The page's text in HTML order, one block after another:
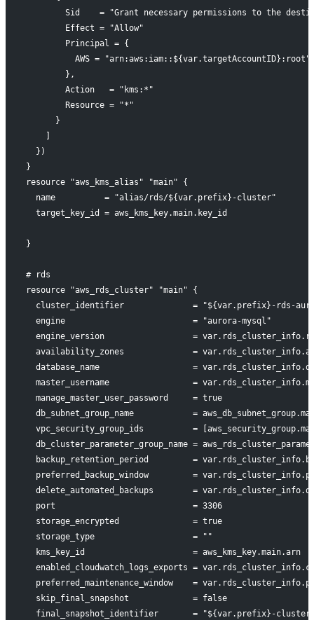
Sid    = "Grant necessary permissions to the
        Effect = "Allow"
        Principal = {
          AWS = "arn:aws:iam::${var.targetAccountID}:root"
        },
        Action   = "kms:*"
        Resource = "*"
      }
    ]
  })
}
resource "aws_kms_alias" "main" {
  name          = "alias/rds/${var.prefix}-cluster"
  target_key_id = aws_kms_key.main.key_id
}
# rds
resource "aws_rds_cluster" "main" {
cluster_identifier              = "${var.prefix}-rds-
  engine                          = "aurora-mysql"
engine_version                  =
availability_zones              =
database_name                   =
master_username                 =
  manage_master_user_password     = true
db_subnet_group_name            =
vpc_security_group_ids          =
db_cluster_parameter_group_name =
backup_retention_period         =
preferred_backup_window         =
delete_automated_backups        =
  port                            = 3306
  storage_encrypted               = true
  storage_type                    = ""
  kms_key_id                      = aws_kms_key.main.arn
enabled_cloudwatch_logs_exports =
preferred_maintenance_window    =
  skip_final_snapshot             = false
final_snapshot_identifier       = "${var.prefix}-